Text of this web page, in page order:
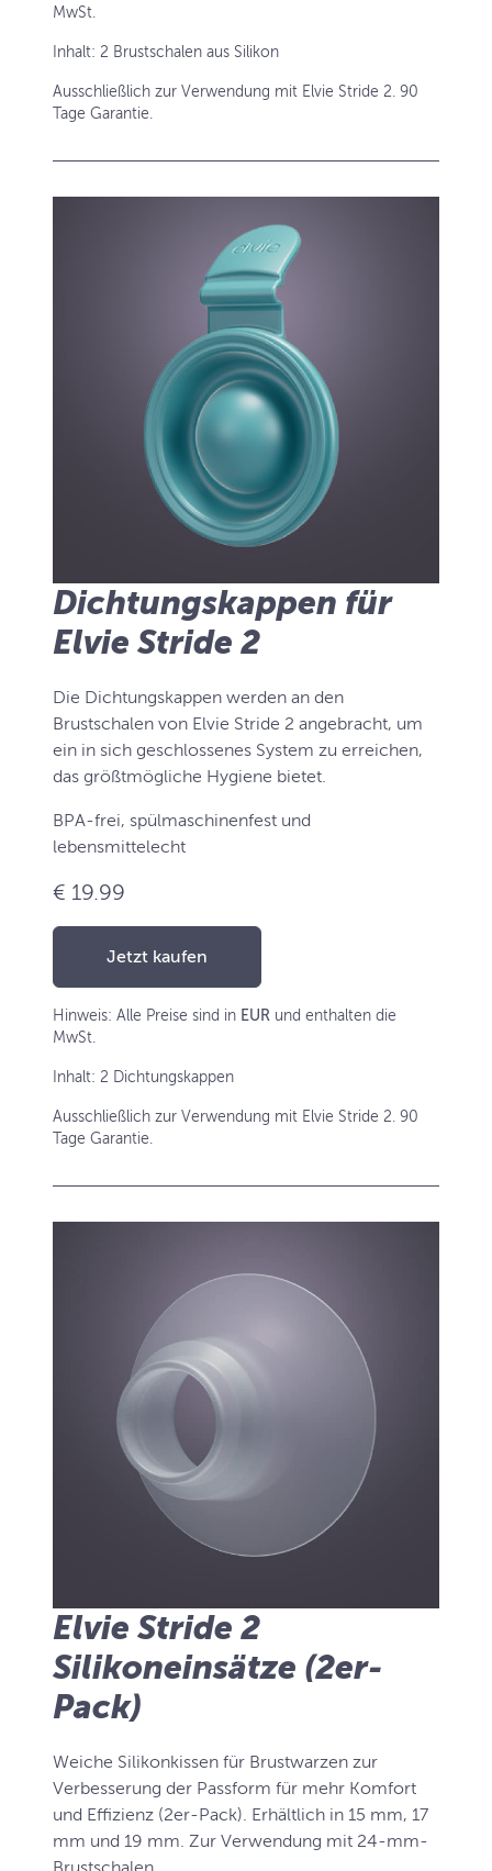
MwSt.
Inhalt: 2 Brustschalen aus Silikon
Ausschließlich zur Verwendung mit Elvie Stride 2. 90
Tage Garantie.
Dichtungskappen für
Elvie Stride 2
Die Dichtungskappen werden an den
Brustschalen von Elvie Stride 2 angebracht, um
ein in sich geschlossenes System zu erreichen,
das größtmögliche Hygiene bietet.
BPA-frei, spülmaschinenfest und
lebensmittelecht
€ 19.99
Jetzt kaufen
Hinweis: Alle Preise sind in EUR und enthalten die
MwSt.
Inhalt: 2 Dichtungskappen
Ausschließlich zur Verwendung mit Elvie Stride 2. 90
Tage Garantie.
Elvie Stride 2
Silikoneinsätze (2er-
Pack)
Weiche Silikonkissen für Brustwarzen zur
Verbesserung der Passform für mehr Komfort
und Effizienz (2er-Pack). Erhältlich in 15 mm, 17
mm und 19 mm. Zur Verwendung mit 24-mm-